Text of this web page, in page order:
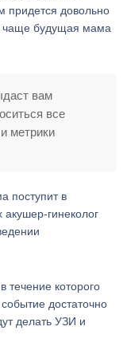
придется довольно
чаще будущая мама
вам
все
метрики
поступит в
гинеколог
течение которого
достаточно
делать УЗИ и